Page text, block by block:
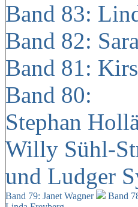
Band 83:
Band 82:
Band 81:
Band 80:
Stephan
Willy Sühl-
und Ludger
Band 79: Janet Wagner Band